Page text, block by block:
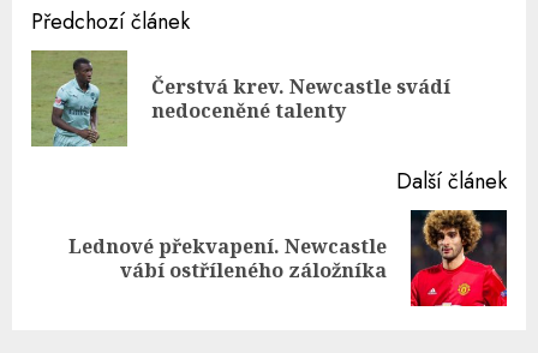
Continue
Reading
Předchozí článek
Čerstvá krev. Newcastle svádí
nedoceněné talenty
Další článek
NextLednové překvapení. Newcastle
vábí ostříleného záložníka